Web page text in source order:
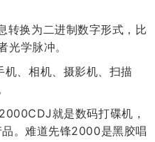
转换为二进制数字形式，比
学脉冲。
、相机、摄影机、扫描
就是数码打碟机，
。难道先锋2000是黑胶唱